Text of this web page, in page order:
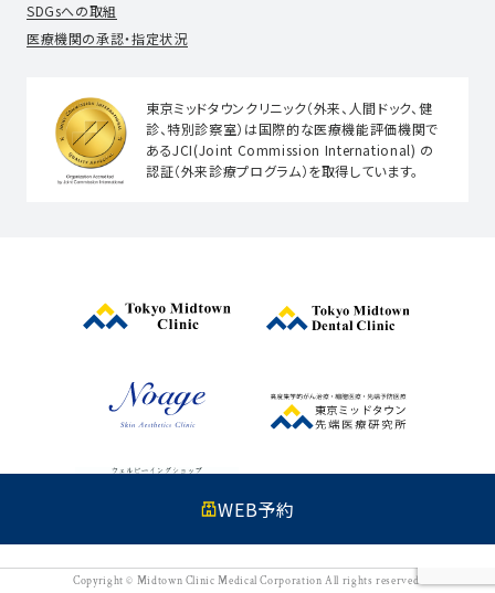
WEB予約
SDGsへの取組
医療機関の承認・指定状況
東京ミッドタウンクリニック（外来、人間ドック、健
診、特別診察室）は国際的な医療機能評価機関で
あるJCI(Joint Commission International) の
認証（外来診療プログラム）を取得しています。
Copyright © Midtown Clinic Medical Corporation All rights reserved.